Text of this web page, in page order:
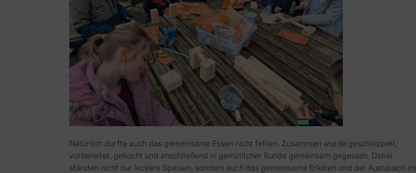
Natürlich durfte auch das gemeinsame Essen nicht fehlen. Zusammen wurde geschnippelt,
vorbereitet, gekocht und anschließend in gemütlicher Runde gemeinsam gegessen. Dabei
standen nicht nur leckere Speisen, sondern auch das gemeinsame Erleben und der Austausch im